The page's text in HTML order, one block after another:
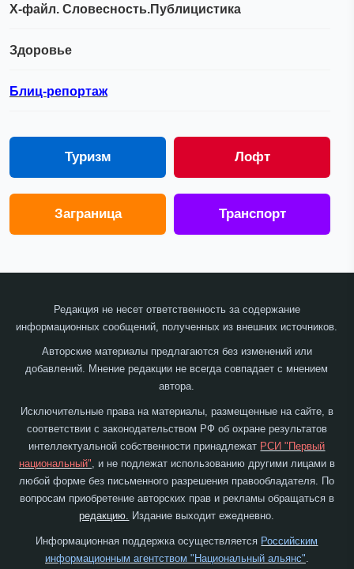
Х-файл. Словесность.Публицистика
Здоровье
Блиц-репортаж
Туризм Лофт
Заграница Транспорт
Редакция не несет ответственность за содержание
информационных сообщений, полученных из внешних источников.
Авторские материалы предлагаются без изменений или
добавлений. Мнение редакции не всегда совпадает с мнением
автора.
Исключительные права на материалы, размещенные на сайте, в
соответствии с законодательством РФ об охране результатов
интеллектуальной собственности принадлежат РСИ "Первый
национальный", и не подлежат использованию другими лицами в
любой форме без письменного разрешения правообладателя. По
вопросам приобретение авторских прав и рекламы обращаться в
редакцию. Издание выходит ежедневно.
Информационная поддержка осуществляется Российским
информационным агентством "Национальный альянс"